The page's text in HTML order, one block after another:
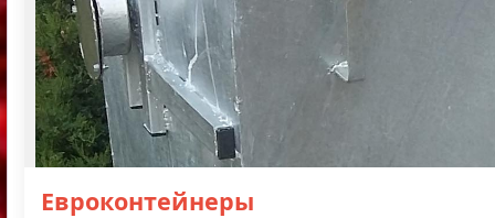
Евроконтейнеры